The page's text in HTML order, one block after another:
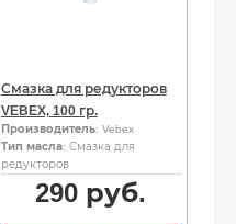
Смазка для редукторов
VEBEX, 100 гр.
Производитель: Vebex
Тип масла: Смазка для
редукторов
290 руб.